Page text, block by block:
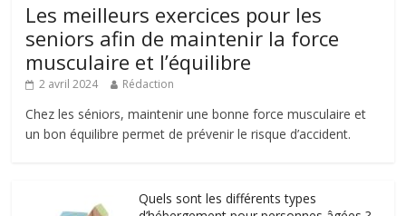
Les meilleurs exercices pour les
seniors afin de maintenir la force
musculaire et l’équilibre
2 avril 2024 Rédaction
Chez les séniors, maintenir une bonne force musculaire et
un bon équilibre permet de prévenir le risque d’accident.
Quels sont les différents types